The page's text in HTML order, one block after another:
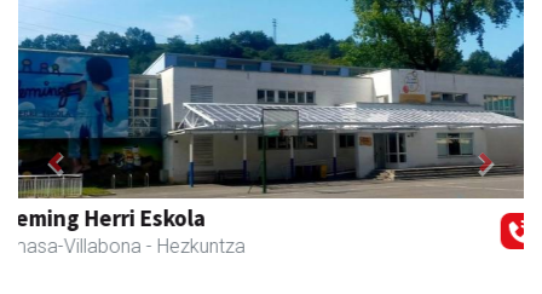
Eizmendi ile-apaindegia
Amasa-Villabona - Ile-apaindegiak
Previous Next